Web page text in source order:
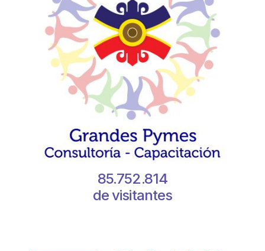
85.752.814
de visitantes